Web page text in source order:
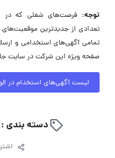
توجه: فرصت‌های شغلی که در
تعدادی از جدیدترین
تمامی آگهی‌های استخدامی و
صفحه ویژه این شرکت در سایت
لیست آگهی‌های استخدام در
دسته بندی :